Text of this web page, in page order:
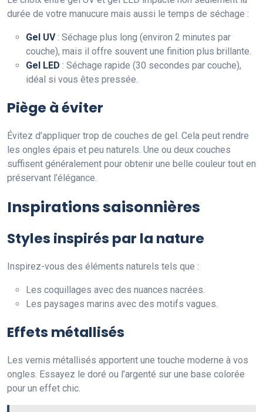
durée de votre manucure mais aussi le temps de séchage :
Gel UV: Séchage plus long (environ 2 minutes par
couche), mais il offre souvent une finition plus brillante.
Gel LED : Séchage rapide (30 secondes par couche),
idéal si vous êtes pressée.
Piège à éviter
Évitez d’appliquer trop de couches de gel. Cela peut rendre
les ongles épais et peu naturels. Une ou deux couches
suffisent généralement pour obtenir une belle couleur tout en
préservant l’élégance.
Inspirations saisonnières
Styles inspirés par la nature
Inspirez-vous des éléments naturels tels que :
Les coquillages avec des nuances nacrées.
Les paysages marins avec des motifs vagues.
Effets métallisés
Les vernis métallisés apportent une touche moderne à vos
ongles. Essayez le doré ou l’argenté sur une base colorée
pour un effet chic.